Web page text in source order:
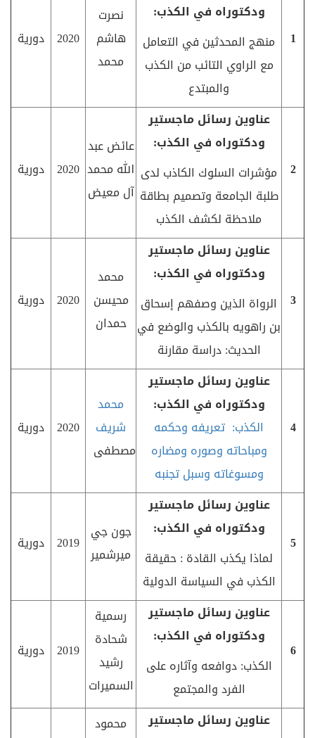
1
ودكتوراه في الكذب:
منهج المحدثين في التعامل
مع الراوي التائب من الكذب
والمبتدع
نصرت
هاشم
محمد
2020 دورية
2
عناوين رسائل ماجستير
ودكتوراه في الكذب:
مؤشرات السلوك الكاذب لدى
طلبة الجامعة وتصميم بطاقة
ملاحظة لكشف الكذب
عائض عبد
الله محمد
آل معيض
2020 دورية
3
عناوين رسائل ماجستير
ودكتوراه في الكذب:
الرواة الذين وصفهم إسحاق
بن راهويه بالكذب والوضع في
الحديث: دراسة مقارنة
محمد
محيسن
حمدان
2020 دورية
4
عناوين رسائل ماجستير
ودكتوراه في الكذب:
الكذب: تعريفه وحكمه
ومباحاته وصوره ومضاره
ومسوغاته وسبل تجنبه
محمد
شريف
مصطفى
2020 دورية
5
عناوين رسائل ماجستير
ودكتوراه في الكذب:
لماذا يكذب القادة : حقيقة
الكذب في السياسة الدولية
جون جي
ميرشمير
2019 دورية
6
عناوين رسائل ماجستير
ودكتوراه في الكذب:
الكذب: دوافعه وآثاره على
الفرد والمجتمع
رسمية
شحادة
رشيد
السميرات
2019 دورية
عناوين رسائل ماجستير
محمود